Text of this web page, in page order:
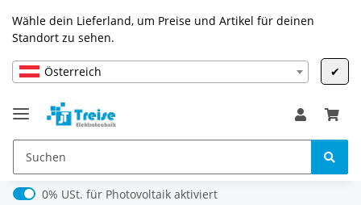
Wähle dein Lieferland, um Preise und Artikel für deinen
Standort zu sehen.
Österreich ✔
0% USt. für Photovoltaik (§ 12 Abs. 3 UStG)
0% USt. für Photovoltaik aktiviert